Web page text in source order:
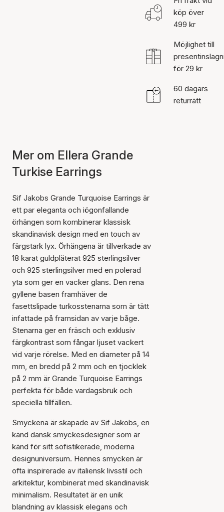
köp över
499 kr
Möjlighet till
för 29 kr
60 dagars
returrätt
Mer om Ellera Grande
Turkise Earrings
Sif Jakobs Grande Turquoise Earrings är
ett par eleganta och iögonfallande
örhängen som kombinerar klassisk
skandinavisk design med en touch av
färgstark lyx. Örhängena är tillverkade av
18 karat guldpläterat 925 sterlingsilver
och 925 sterlingsilver med en polerad
yta som ger en vacker glans. Den rena
gyllene basen framhäver de
fasettslipade turkosstenarna som är tätt
infattade på framsidan av varje båge.
Stenarna ger en fräsch och exklusiv
färgkontrast som fångar ljuset vackert
vid varje rörelse. Med en diameter på 14
mm, en bredd på 2 mm och en tjocklek
på 2 mm är Grande Turquoise Earrings
perfekta för både vardagsbruk och
speciella tillfällen.
Smyckena är skapade av Sif Jakobs, en
känd dansk smyckesdesigner som är
känd för sitt sofistikerade, moderna
designuniversum. Hennes smycken är
ofta inspirerade av italiensk livsstil och
arkitektur, kombinerat med skandinavisk
minimalism. Resultatet är en unik
blandning av klassisk elegans och